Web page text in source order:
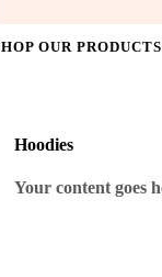
OUR PRODUCTS
Hoodies
Your content goes